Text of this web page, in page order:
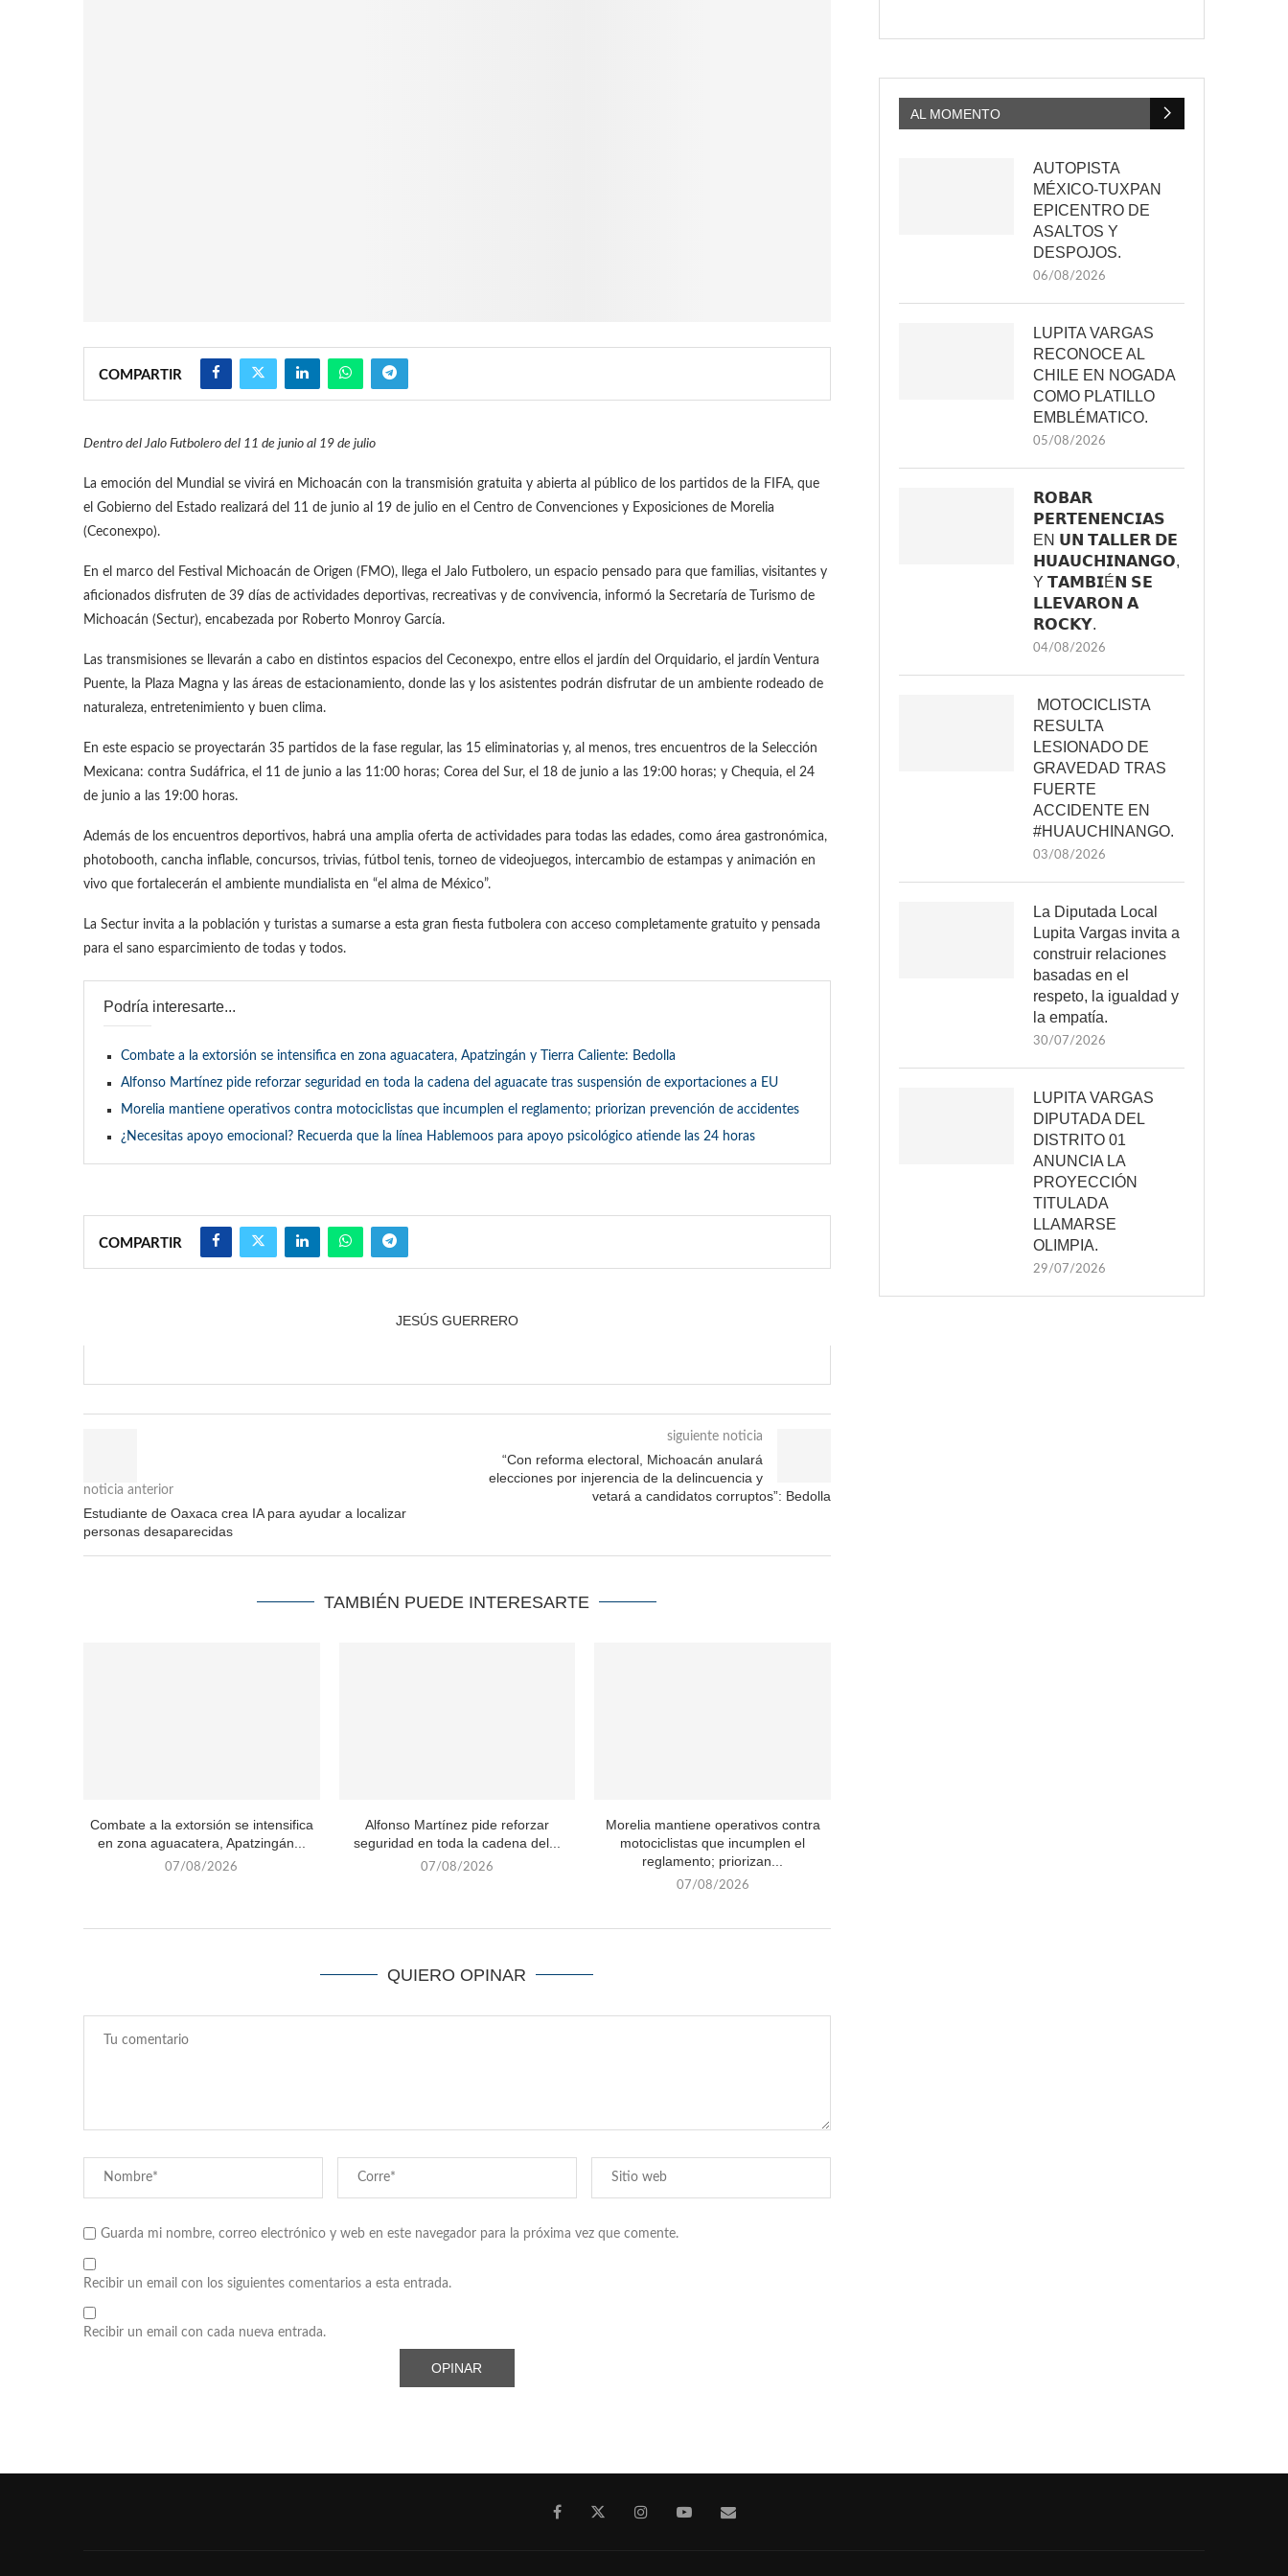
COMPARTIR
Dentro del Jalo Futbolero del 11 de junio al 19 de julio
La emoción del Mundial se vivirá en Michoacán con la transmisión gratuita y abierta al público de los partidos de la FIFA, que
el Gobierno del Estado realizará del 11 de junio al 19 de julio en el Centro de Convenciones y Exposiciones de Morelia
(Ceconexpo).
En el marco del Festival Michoacán de Origen (FMO), llega el Jalo Futbolero, un espacio pensado para que familias, visitantes y
aficionados disfruten de 39 días de actividades deportivas, recreativas y de convivencia, informó la Secretaría de Turismo de
Michoacán (Sectur), encabezada por Roberto Monroy García.
Las transmisiones se llevarán a cabo en distintos espacios del Ceconexpo, entre ellos el jardín del Orquidario, el jardín Ventura
Puente, la Plaza Magna y las áreas de estacionamiento, donde las y los asistentes podrán disfrutar de un ambiente rodeado de
naturaleza, entretenimiento y buen clima.
En este espacio se proyectarán 35 partidos de la fase regular, las 15 eliminatorias y, al menos, tres encuentros de la Selección
Mexicana: contra Sudáfrica, el 11 de junio a las 11:00 horas; Corea del Sur, el 18 de junio a las 19:00 horas; y Chequia, el 24
de junio a las 19:00 horas.
Además de los encuentros deportivos, habrá una amplia oferta de actividades para todas las edades, como área gastronómica,
photobooth, cancha inflable, concursos, trivias, fútbol tenis, torneo de videojuegos, intercambio de estampas y animación en
vivo que fortalecerán el ambiente mundialista en “el alma de México”.
La Sectur invita a la población y turistas a sumarse a esta gran fiesta futbolera con acceso completamente gratuito y pensada
para el sano esparcimiento de todas y todos.
Podría interesarte...
Combate a la extorsión se intensifica en zona aguacatera, Apatzingán y Tierra Caliente: Bedolla
Alfonso Martínez pide reforzar seguridad en toda la cadena del aguacate tras suspensión de exportaciones a EU
Morelia mantiene operativos contra motociclistas que incumplen el reglamento; priorizan prevención de accidentes
¿Necesitas apoyo emocional? Recuerda que la línea Hablemoos para apoyo psicológico atiende las 24 horas
COMPARTIR
JESÚS GUERRERO
noticia anterior
Estudiante de Oaxaca crea IA para ayudar a localizar
personas desaparecidas
siguiente noticia
“Con reforma electoral, Michoacán anulará
elecciones por injerencia de la delincuencia y
vetará a candidatos corruptos”: Bedolla
TAMBIÉN PUEDE INTERESARTE
Combate a la extorsión se intensifica
en zona aguacatera, Apatzingán...
07/08/2026
Alfonso Martínez pide reforzar
seguridad en toda la cadena del...
07/08/2026
Morelia mantiene operativos contra
motociclistas que incumplen el
reglamento; priorizan...
07/08/2026
QUIERO OPINAR
Guarda mi nombre, correo electrónico y web en este navegador para la próxima vez que comente.
Recibir un email con los siguientes comentarios a esta entrada.
Recibir un email con cada nueva entrada.
AL MOMENTO
AUTOPISTA
MÉXICO-TUXPAN
EPICENTRO DE
ASALTOS Y
DESPOJOS.
06/08/2026
LUPITA VARGAS
RECONOCE AL
CHILE EN NOGADA
COMO PLATILLO
EMBLÉMATICO.
05/08/2026
𝗥𝗢𝗕𝗔𝗥
𝗣𝗘𝗥𝗧𝗘𝗡𝗘𝗡𝗖𝗜𝗔𝗦
EN 𝗨𝗡 𝗧𝗔𝗟𝗟𝗘𝗥 𝗗𝗘
𝗛𝗨𝗔𝗨𝗖𝗛𝗜𝗡𝗔𝗡𝗚𝗢,
Y 𝗧𝗔𝗠𝗕𝗜É𝗡 𝗦𝗘
𝗟𝗟𝗘𝗩𝗔𝗥𝗢𝗡 𝗔
𝗥𝗢𝗖𝗞𝗬.
04/08/2026
MOTOCICLISTA
RESULTA
LESIONADO DE
GRAVEDAD TRAS
FUERTE
ACCIDENTE EN
#HUAUCHINANGO.
03/08/2026
La Diputada Local
Lupita Vargas invita a
construir relaciones
basadas en el
respeto, la igualdad y
la empatía.
30/07/2026
LUPITA VARGAS
DIPUTADA DEL
DISTRITO 01
ANUNCIA LA
PROYECCIÓN
TITULADA
LLAMARSE
OLIMPIA.
29/07/2026